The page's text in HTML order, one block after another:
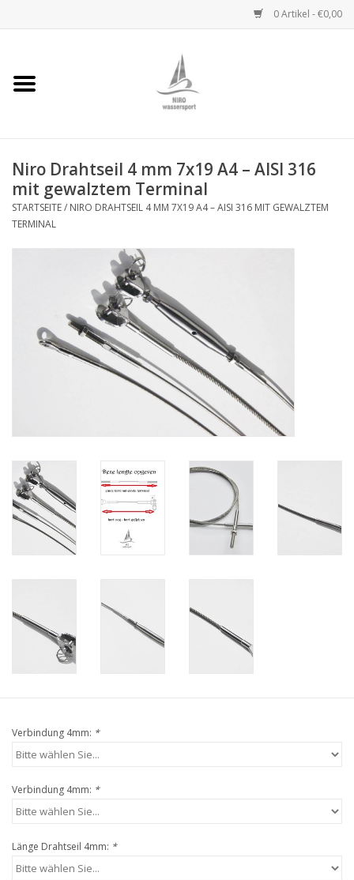
0 Artikel - €0,00
Startseite
Niro Ketten
Niro Drahtseile
Niro Deckbeschläge
Niro Haken
Niro Drahtseil 4 mm 7x19 A4 – AISI 316
mit gewalztem Terminal
STARTSEITE/ NIRO DRAHTSEIL 4 MM 7X19 A4 – AISI 316 MIT GEWALZTEM
TERMINAL
Verbindung 4mm: *
Verbindung 4mm: *
Länge Drahtseil 4mm: *